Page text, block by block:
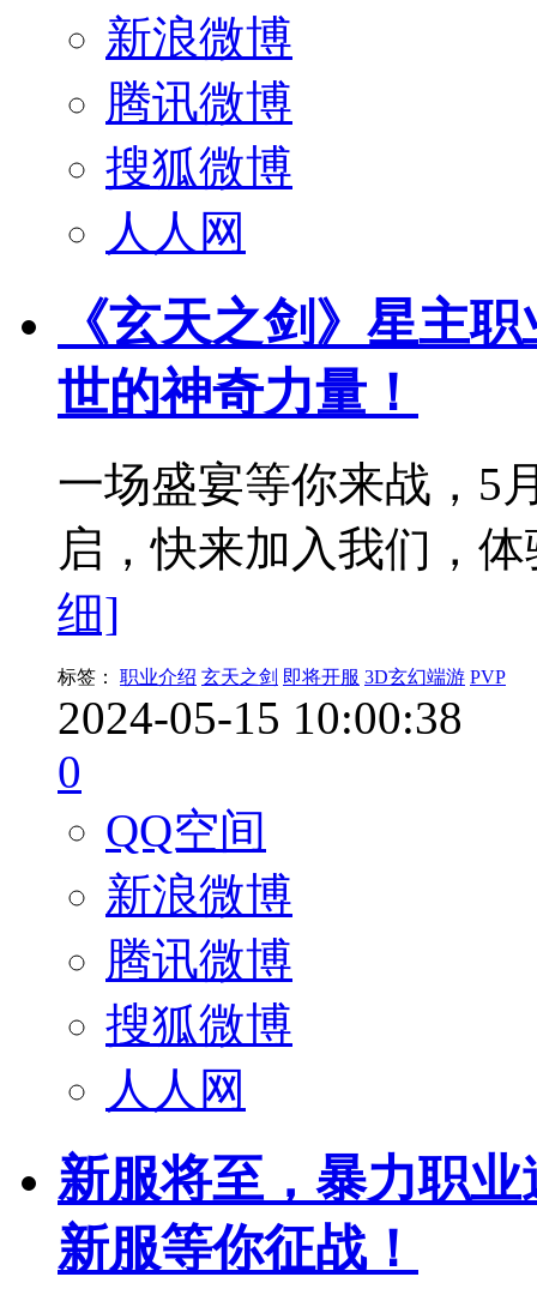
新浪微博
腾讯微博
搜狐微博
人人网
《玄天之剑》星主
世的神奇力量！
一场盛宴等你来战，5
启，快来加入我们，
细]
标签： 职业介绍 玄天之剑 即将开服 3D玄幻端游 PVP
2024-05-15 10:00:38
0
QQ空间
新浪微博
腾讯微博
搜狐微博
人人网
新服将至，暴力职
新服等你征战！